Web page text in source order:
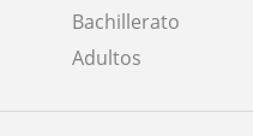
Bachillerato
Adultos